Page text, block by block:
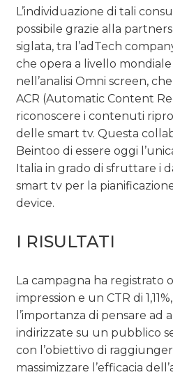
L’individuazione di tali
possibile grazie alla
siglata, tra l’adTech
che opera a livello
nell’analisi Omni screen,
ACR (Automatic Content
riconoscere i contenuti
delle smart tv. Questa
Beintoo di essere oggi
Italia in grado di sfruttare i
smart tv per la
device.
I RISULTATI
La campagna ha registrato
impression e un CTR di
l’importanza di pensare ad
indirizzate su un pubblico
con l’obiettivo di
massimizzare l’efficacia